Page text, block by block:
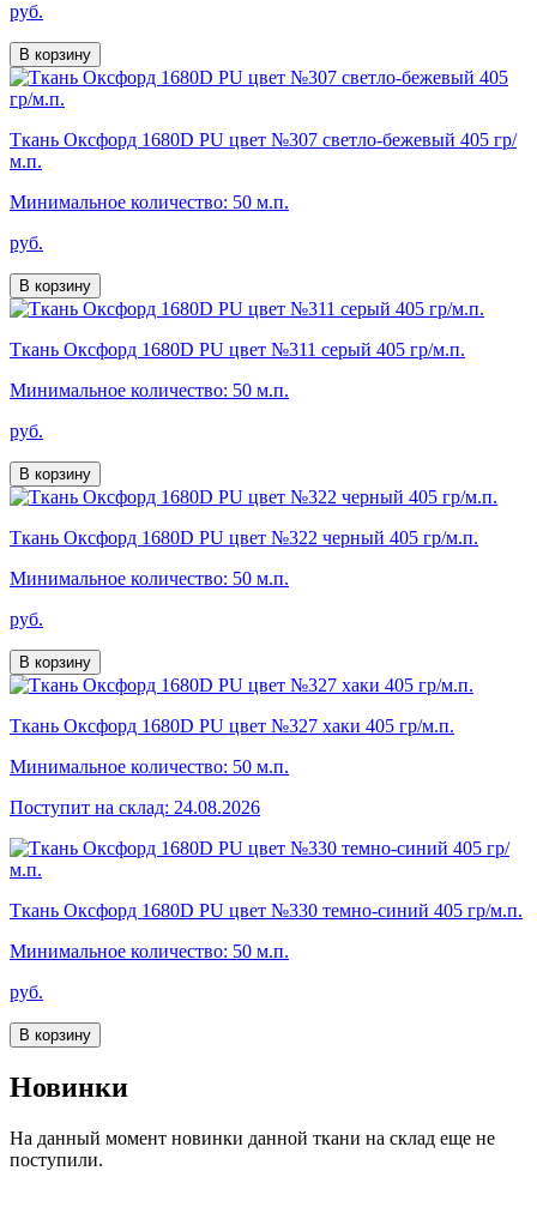
руб.
В корзину
Ткань Оксфорд 1680D PU цвет №307 светло-бежевый 405 гр/
м.п.
Минимальное количество: 50 м.п.
руб.
В корзину
Ткань Оксфорд 1680D PU цвет №311 серый 405 гр/м.п.
Минимальное количество: 50 м.п.
руб.
В корзину
Ткань Оксфорд 1680D PU цвет №322 черный 405 гр/м.п.
Минимальное количество: 50 м.п.
руб.
В корзину
Ткань Оксфорд 1680D PU цвет №327 хаки 405 гр/м.п.
Минимальное количество: 50 м.п.
Поступит на склад: 24.08.2026
Ткань Оксфорд 1680D PU цвет №330 темно-синий 405 гр/м.п.
Минимальное количество: 50 м.п.
руб.
В корзину
Новинки
На данный момент новинки данной ткани на склад еще не
поступили.